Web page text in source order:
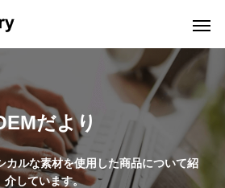
OEMだより
だより
カルな素材を使用した商品について紹
介しています。